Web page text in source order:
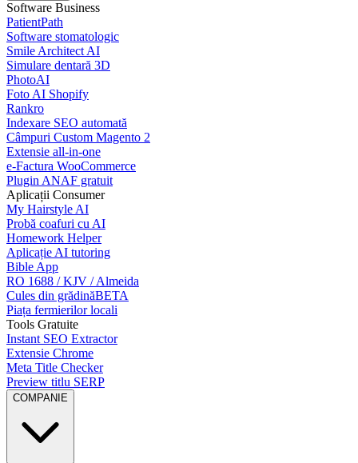
Software Business
PatientPath
Software stomatologic
Smile Architect AI
Simulare dentară 3D
PhotoAI
Foto AI Shopify
Rankro
Indexare SEO automată
Câmpuri Custom Magento 2
Extensie all-in-one
e-Factura WooCommerce
Plugin ANAF gratuit
Aplicații Consumer
My Hairstyle AI
Probă coafuri cu AI
Homework Helper
Aplicație AI tutoring
Bible App
RO 1688 / KJV / Almeida
Cules din grădinăBETA
Piața fermierilor locali
Tools Gratuite
Instant SEO Extractor
Extensie Chrome
Meta Title Checker
Preview titlu SERP
COMPANIE